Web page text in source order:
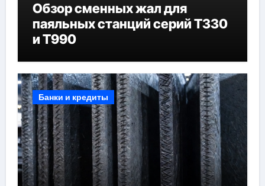
Обзор сменных жал для
паяльных станций серий T330
и T990
Банки и кредиты